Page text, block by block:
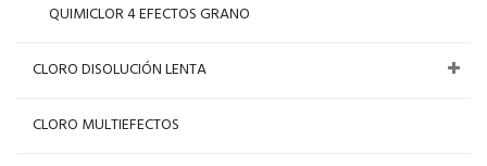
QUIMICLOR 4 EFECTOS GRANO
CLORO DISOLUCIÓN LENTA
CLORO MULTIEFECTOS